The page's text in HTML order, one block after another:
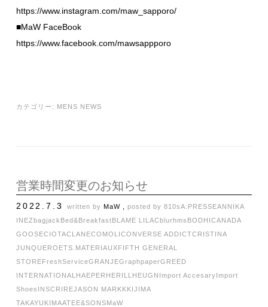
https://www.instagram.com/maw_sapporo/
■MaW FaceBook
https://www.facebook.com/mawsappporo
カテゴリー: MENS NEWS
営業時間変更のお知らせ
2022.7.3written byMaW ,posted by810sA.PRESSEANNIKA
INEZbagjack Bed&BreakfastBLAME LILACblurhms BODHICANADA
GOOSECIOTACLANECOMOLICONVERSE ADDICTCRISTINA
JUNQUERO ETS.MATERIAUXFIFTH GENERAL
STOREFreshServiceGRANJEGraphpaperGREED
INTERNATIONAL HAEPER HERILL HEUGN Import AccesaryImport
Shoes INSCRIREJASON MARKKKIJIMA
TAKAYUKI MAATEE&SONSMaW